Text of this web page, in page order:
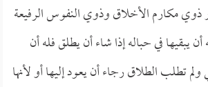
ذوي مكارم الأخلاق وذوي النفوس الرفيعة
يبقيها في حباله إذا شاء أن يطلق فله أن
تطلب الطلاق رجاء أن يعود إليها أو لأنها